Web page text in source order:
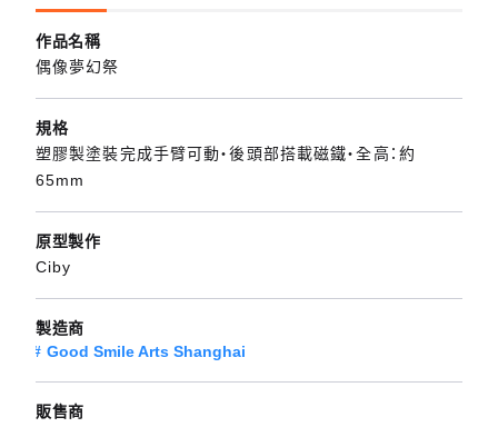
作品名稱
偶像夢幻祭
規格
塑膠製塗裝完成手臂可動・後頭部搭載磁鐵・全高：約
65mm
原型製作
Ciby
製造商
Good Smile Arts Shanghai
販售商